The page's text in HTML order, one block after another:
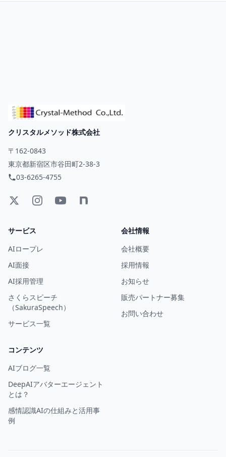
クリスタルメソッド株式会社
〒162-0843
東京都新宿区市谷田町2-38-3
03-6265-4755
サービス
AIロープレ
AI面接
AI採用管理
さくらスピーチ
（SakuraSpeech）
サービス一覧
会社情報
会社概要
採用情報
お知らせ
販売パートナー募集
お問い合わせ
コンテンツ
AIブログ一覧
DeepAIアバターエージェント
とは？
感情認識AIの仕組みと活用事
例